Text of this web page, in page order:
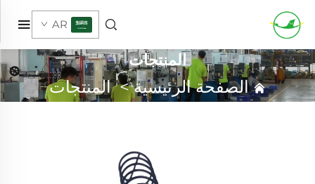
AR
المنتجات
الصفحة الرئيسية>المنتجات